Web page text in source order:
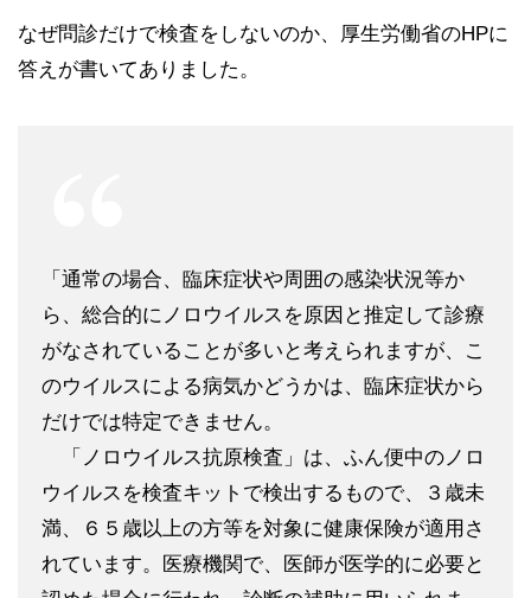
なぜ問診だけで検査をしないのか、厚生労働省のHPに
答えが書いてありました。
「通常の場合、臨床症状や周囲の感染状況等か
ら、総合的にノロウイルスを原因と推定して診療
がなされていることが多いと考えられますが、こ
のウイルスによる病気かどうかは、臨床症状から
だけでは特定できません。
「ノロウイルス抗原検査」は、ふん便中のノロ
ウイルスを検査キットで検出するもので、３歳未
満、６５歳以上の方等を対象に健康保険が適用さ
れています。医療機関で、医師が医学的に必要と